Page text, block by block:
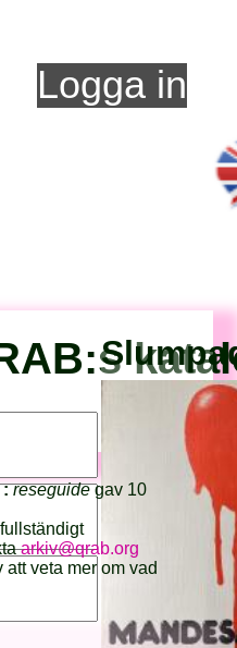
Logga in
:reseguidegav 10
arkiv@qrab.org
veta mer om vad